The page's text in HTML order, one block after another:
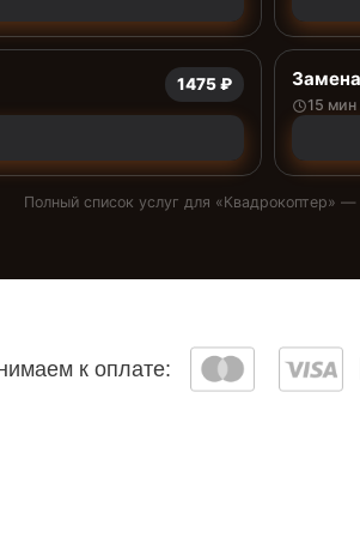
1475 ₽
15 мин
Полный список услуг для «Квадрокоптер» —
к оплате: